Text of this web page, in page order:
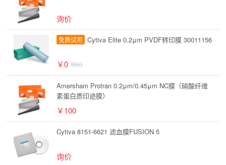
询价
免费试用 Cytiva Elite 0.2μm PVDF转印膜 30011156
￥0 询价
Amersham Protran 0.2μm/0.45μm NC膜（硝酸纤维
素蛋白质印迹膜）
￥100
Cytiva 8151-6621 滤血膜FUSION 5
询价